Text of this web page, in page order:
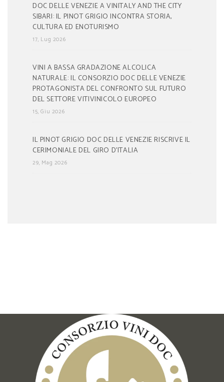
DOC DELLE VENEZIE A VINITALY AND THE CITY
SIBARI: IL PINOT GRIGIO INCONTRA STORIA,
CULTURA ED ENOTURISMO
17, Lug 2026
VINI A BASSA GRADAZIONE ALCOLICA
NATURALE: IL CONSORZIO DOC DELLE VENEZIE
PROTAGONISTA DEL CONFRONTO SUL FUTURO
DEL SETTORE VITIVINICOLO EUROPEO
15, Giu 2026
IL PINOT GRIGIO DOC DELLE VENEZIE RISCRIVE IL
CERIMONIALE DEL GIRO D’ITALIA
29, Mag 2026